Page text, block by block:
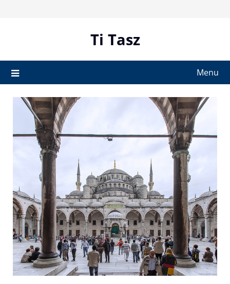
Ti Tasz
Menu